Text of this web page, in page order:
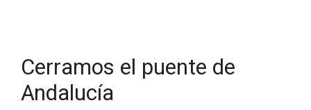
Cerramos el puente de
Andalucía